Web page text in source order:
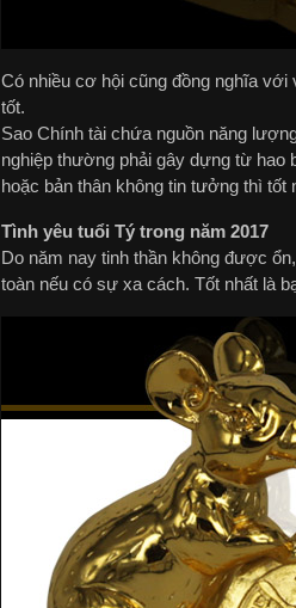
Có nhiều cơ hội cũng đồng nghĩa với
tốt.
Sao Chính tài chứa nguồn năng
nghiệp thường phải gây dựng từ hao
hoặc bản thân không tin tưởng thì tốt
Tình yêu tuổi Tý trong năm 2017
Do năm nay tinh thần không được
toàn nếu có sự xa cách. Tốt nhất là